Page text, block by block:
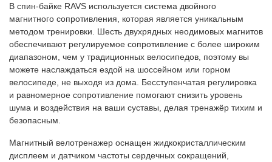
В спин-байке RAVS используется система двойного
магнитного сопротивления, которая является уникальным
методом тренировки. Шесть двухрядных неодимовых магнитов
обеспечивают регулируемое сопротивление с более широким
диапазоном, чем у традиционных велосипедов, поэтому вы
можете наслаждаться ездой на шоссейном или горном
велосипеде, не выходя из дома. Бесступенчатая регулировка
и равномерное сопротивление помогают снизить уровень
шума и воздействия на ваши суставы, делая тренажёр тихим и
безопасным.
Магнитный велотренажер оснащен жидкокристаллическим
дисплеем и датчиком частоты сердечных сокращений,